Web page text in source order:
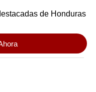
de Honduras